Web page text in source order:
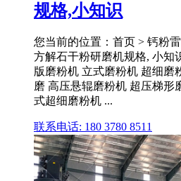
规格,小知识
您当前的位置：首页 > 钙粉
方解石干粉研磨机规格, 小知
版磨粉机 立式磨粉机 超细磨
磨 高压悬辊磨粉机 超压梯形
式超细磨粉机 ...
联系电话: 180 3780 8511